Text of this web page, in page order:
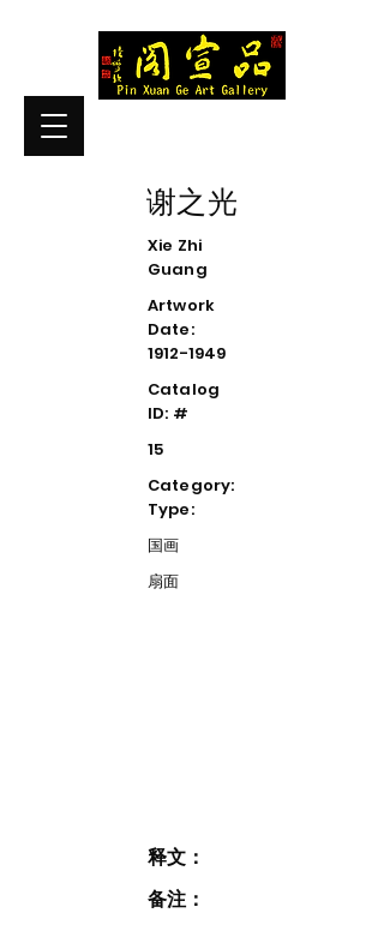
谢之光
Xie Zhi
Guang
Artwork
Date:
1912-1949
Catalog
ID: #
15
Category:
Type:
国画
扇面
释文：
备注：